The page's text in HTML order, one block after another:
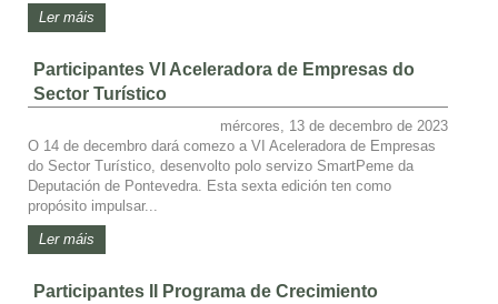
Ler máis
Participantes VI Aceleradora de Empresas do
Sector Turístico
mércores, 13 de decembro de 2023
O 14 de decembro dará comezo a VI Aceleradora de Empresas
do Sector Turístico, desenvolto polo servizo SmartPeme da
Deputación de Pontevedra. Esta sexta edición ten como
propósito impulsar...
Ler máis
Participantes II Programa de Crecimiento